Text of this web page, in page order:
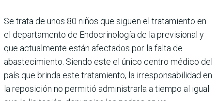
Se trata de unos 80 niños que siguen el tratamiento en
el departamento de Endocrinología de la previsional y
que actualmente están afectados por la falta de
abastecimiento. Siendo este el único centro médico del
país que brinda este tratamiento, la irresponsabilidad en
la reposición no permitió administrarla a tiempo al igual